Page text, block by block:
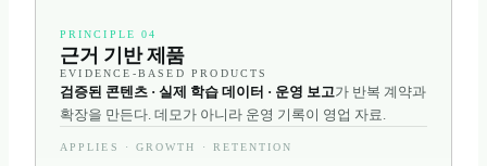
PRINCIPLE 04
근거 기반 제품
EVIDENCE-BASED PRODUCTS
검증된 콘텐츠 · 실제 학습 데이터 · 운영 보고가 반복 계약과
확장을 만든다. 데모가 아니라 운영 기록이 영업 자료.
APPLIES · GROWTH · RETENTION